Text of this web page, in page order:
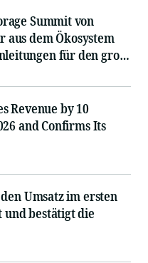
Summit von
dem Ökosystem
für den groß
Revenue by 10
and Confirms Its
Umsatz im ersten
und bestätigt die